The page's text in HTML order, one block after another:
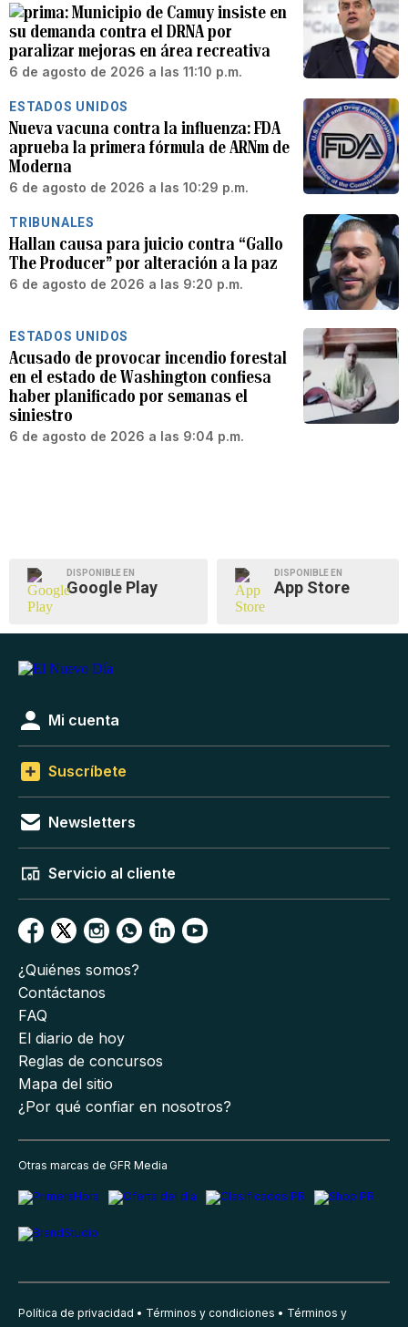
Municipio de Camuy insiste en
su demanda contra el DRNA por
paralizar mejoras en área recreativa
6 de agosto de 2026 a las 11:10 p.m.
ESTADOS UNIDOS
Nueva vacuna contra la influenza: FDA
aprueba la primera fórmula de ARNm de
Moderna
6 de agosto de 2026 a las 10:29 p.m.
TRIBUNALES
Hallan causa para juicio contra “Gallo
The Producer” por alteración a la paz
6 de agosto de 2026 a las 9:20 p.m.
ESTADOS UNIDOS
Acusado de provocar incendio forestal
en el estado de Washington confiesa
haber planificado por semanas el
siniestro
6 de agosto de 2026 a las 9:04 p.m.
DISPONIBLE EN
Google Play
DISPONIBLE EN
App Store
Mi cuenta
Suscríbete
Newsletters
Servicio al cliente
¿Quiénes somos?
Contáctanos
FAQ
El diario de hoy
Reglas de concursos
Mapa del sitio
¿Por qué confiar en nosotros?
Otras marcas de GFR Media
Política de privacidad Términos y condiciones Términos y